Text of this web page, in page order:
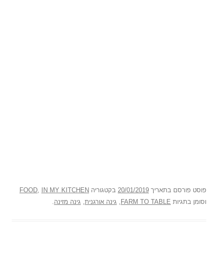
פוסט פורסם בתאריך 20/01/2019 בקטגוריה FOOD IN MY KITCHEN
וסומן בתגיות FARM TO TABLE גינה אורגנית גינה מזינה